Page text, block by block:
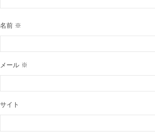
名前 ※
メール ※
サイト